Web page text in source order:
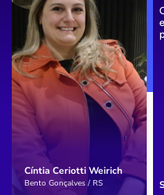
Cíntia Ceriotti Weirich
Bento Gonçalves / RS